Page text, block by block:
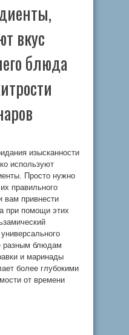
вкус
блюда
изысканности
используют
Просто нужно
правильного
вам привнести
при помощи этих
разным блюдам
и маринады
более глубокими
от времени